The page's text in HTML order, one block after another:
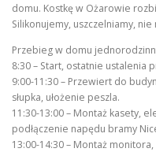
domu. Kostkę w Ożarowie
Silikonujemy, uszczelniamy, nie
Przebieg w domu
8:30 – Start, ostatnie ustalenia
9:00-11:30 – Przewiert do
słupka, ułożenie peszla.
11:30-13:00 – Montaż kasety,
podłączenie napędu bramy
13:00-14:30 – Montaż